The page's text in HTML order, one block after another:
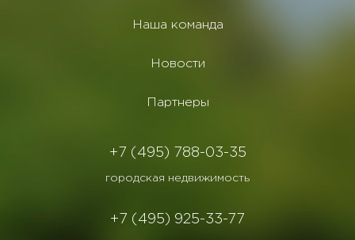
Наша команда
Новости
Партнеры
+7 (495) 788-03-35
городская недвижимость
+7 (495) 925-33-77